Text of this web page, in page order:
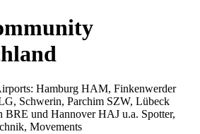
Hamburg HAM, Finkenwerder
Schwerin, Parchim SZW, Lübeck
und Hannover HAJ u.a. Spotter,
Movements